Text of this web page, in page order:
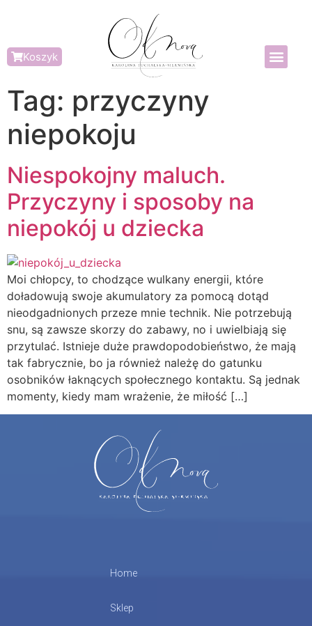
Koszyk
Tag: przyczyny
niepokoju
Niespokojny maluch.
Przyczyny i sposoby na
niepokój u dziecka
Moi chłopcy, to chodzące wulkany energii, które
doładowują swoje akumulatory za pomocą dotąd
nieodgadnionych przeze mnie technik. Nie potrzebują
snu, są zawsze skorzy do zabawy, no i uwielbiają się
przytulać. Istnieje duże prawdopodobieństwo, że mają
tak fabrycznie, bo ja również należę do gatunku
osobników łaknących społecznego kontaktu. Są jednak
momenty, kiedy mam wrażenie, że miłość […]
Home
Sklep